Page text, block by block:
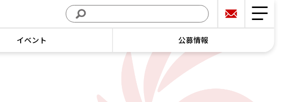
イベント 公募情報